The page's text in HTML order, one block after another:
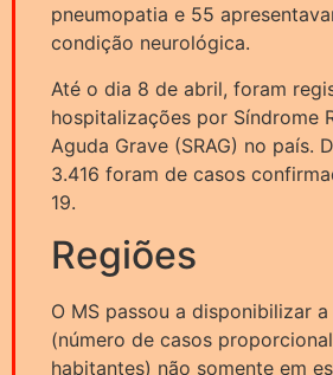
pneumopatia e 55
condição neurológica.
Até o dia 8 de abril, foram
hospitalizações por Síndrome
Aguda Grave (SRAG) no país.
3.416 foram de casos
19.
Regiões
O MS passou a disponibilizar
(número de casos
habitantes) não somente em